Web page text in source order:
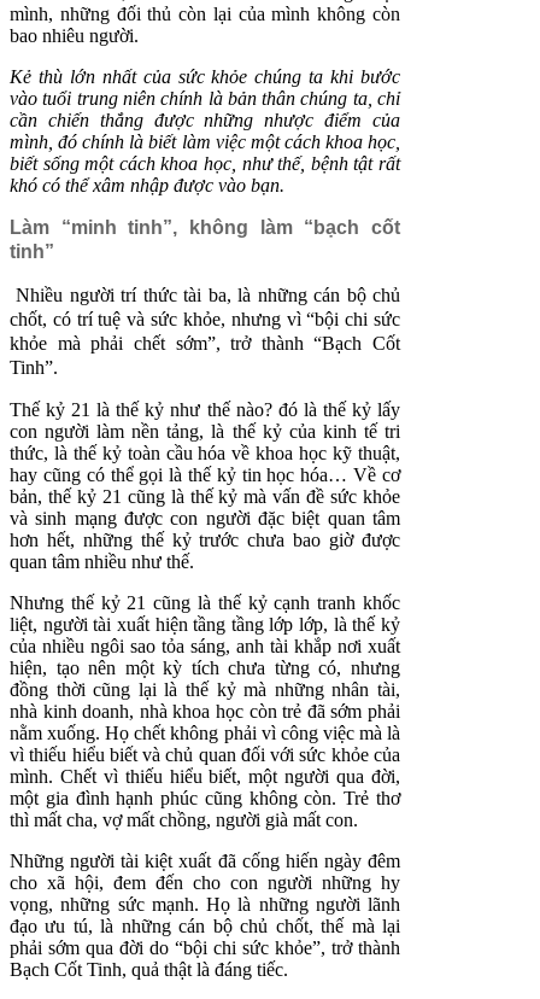
mình, những đối thủ còn lại của mình không còn
bao nhiêu người.
Kẻ thù lớn nhất của sức khỏe chúng ta khi bước
vào tuổi trung niên chính là bản thân chúng ta, chỉ
cần chiến thắng được những nhược điểm của
mình, đó chính là biết làm việc một cách khoa học,
biết sống một cách khoa học, như thế, bệnh tật rất
khó có thể xâm nhập được vào bạn.
Làm “minh tinh”, không làm “bạch cốt
tinh”
Nhiều người trí thức tài ba, là những cán bộ chủ
chốt, có trí tuệ và sức khỏe, nhưng vì “bội chi sức
khỏe mà phải chết sớm”, trở thành “Bạch Cốt
Tinh”.
Thế kỷ 21 là thế kỷ như thế nào? đó là thế kỷ lấy
con người làm nền tảng, là thế kỷ của kinh tế tri
thức, là thế kỷ toàn cầu hóa về khoa học kỹ thuật,
hay cũng có thể gọi là thế kỷ tin học hóa… Về cơ
bản, thế kỷ 21 cũng là thế kỷ mà vấn đề sức khỏe
và sinh mạng được con người đặc biệt quan tâm
hơn hết, những thế kỷ trước chưa bao giờ được
quan tâm nhiều như thế.
Nhưng thế kỷ 21 cũng là thế kỷ cạnh tranh khốc
liệt, người tài xuất hiện tầng tầng lớp lớp, là thế kỷ
của nhiều ngôi sao tỏa sáng, anh tài khắp nơi xuất
hiện, tạo nên một kỳ tích chưa từng có, nhưng
đồng thời cũng lại là thế kỷ mà những nhân tài,
nhà kinh doanh, nhà khoa học còn trẻ đã sớm phải
nằm xuống. Họ chết không phải vì công việc mà là
vì thiếu hiểu biết và chủ quan đối với sức khỏe của
mình. Chết vì thiếu hiểu biết, một người qua đời,
một gia đình hạnh phúc cũng không còn. Trẻ thơ
thì mất cha, vợ mất chồng, người già mất con.
Những người tài kiệt xuất đã cống hiến ngày đêm
cho xã hội, đem đến cho con người những hy
vọng, những sức mạnh. Họ là những người lãnh
đạo ưu tú, là những cán bộ chủ chốt, thế mà lại
phải sớm qua đời do “bội chi sức khỏe”, trở thành
Bạch Cốt Tinh, quả thật là đáng tiếc.